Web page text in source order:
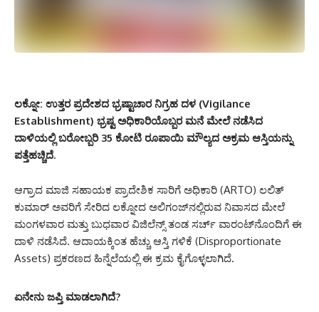
ಲಕ್ನೋ: ಉತ್ತರ ಪ್ರದೇಶದ ಭ್ರಷ್ಟಾಚಾರ ನಿಗ್ರಹ ದಳ (Vigilance
Establishment) ಭ್ರಷ್ಟ ಅಧಿಕಾರಿಯೊಬ್ಬರ ಮನೆ ಮೇಲೆ ನಡೆಸಿದ
ದಾಳಿಯಲ್ಲಿ ಬರೋಬ್ಬರಿ 35 ಕೋಟಿ ರೂಪಾಯಿ ಮೌಲ್ಯದ ಅಕ್ರಮ ಆಸ್ತಿಯನ್ನು
ಪತ್ತೆಹಚ್ಚಿದೆ.
ಆಗ್ರಾದ ಮಾಜಿ ಸಹಾಯಕ ಪ್ರಾದೇಶಿಕ ಸಾರಿಗೆ ಅಧಿಕಾರಿ (ARTO) ಲಲಿತ್
ಕುಮಾರ್ ಅವರಿಗೆ ಸೇರಿದ ಲಕ್ನೋದ ಅಲಿಗಂಜ್‌ನಲ್ಲಿರುವ ನಿವಾಸದ ಮೇಲೆ
ಮಂಗಳವಾರ ಮತ್ತು ಬುಧವಾರ ವಿಜಿಲೆನ್ಸ್ ತಂಡ ಸರ್ಚ್ ವಾರಂಟ್‌ನೊಂದಿಗೆ ಈ
ದಾಳಿ ನಡೆಸಿದೆ. ಆದಾಯಕ್ಕಿಂತ ಹೆಚ್ಚು ಆಸ್ತಿ ಗಳಿಕೆ (Disproportionate
Assets) ಪ್ರಕರಣದ ಹಿನ್ನೆಲೆಯಲ್ಲಿ ಈ ಕ್ರಮ ಕೈಗೊಳ್ಳಲಾಗಿದೆ.
ಏನೇನು ಜಪ್ತಿ ಮಾಡಲಾಗಿದೆ?